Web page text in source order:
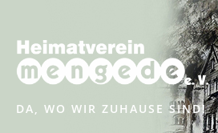
springen
DA, WO WIR ZUHAUSE SIND!